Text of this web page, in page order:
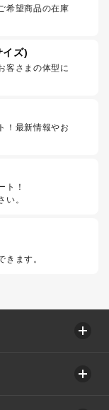
希望商品の在庫
イズ)
客さまの体型に
！最新情報やお
ト！
い。
きます。